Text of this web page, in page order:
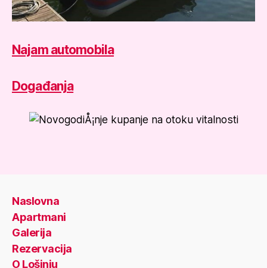
Najam automobila
Događanja
Naslovna
Apartmani
Galerija
Rezervacija
O Lošinju